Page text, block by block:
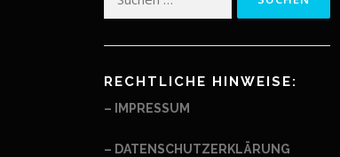
nach:
RECHTLICHE HINWEISE:
– IMPRESSUM
– DATENSCHUTZERKLÄRUNG